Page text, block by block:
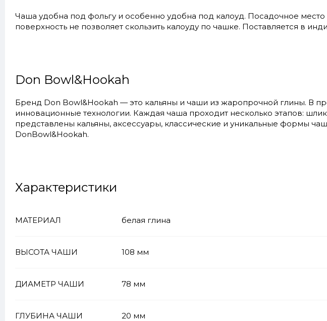
Чаша удобна под фольгу и особенно удобна под калоуд. Посадочное
поверхность не позволяет скользить калоуду по чашке. Поставляется в
Don Bowl&Hookah
Бренд Don Bowl&Hookah — это кальяны и чаши из жаропрочной глины. В
инновационные технологии. Каждая чаша проходит несколько этапов:
представлены кальяны, аксессуары, классические и уникальные формы
DonBowl&Hookah.
Характеристики
МАТЕРИАЛ белая глина
ВЫСОТА ЧАШИ 108 мм
ДИАМЕТР ЧАШИ 78 мм
ГЛУБИНА ЧАШИ 20 мм